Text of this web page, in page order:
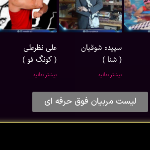
سپیده شوقیان
( شنا )
بیشتر بدانید
علی نظرعلی
( کونگ فو )
بیشتر بدانید
لیست مربیان فوق حرفه ای